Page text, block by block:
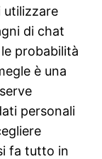
utilizzare
di chat
probabilità
è una
personali
fa tutto in